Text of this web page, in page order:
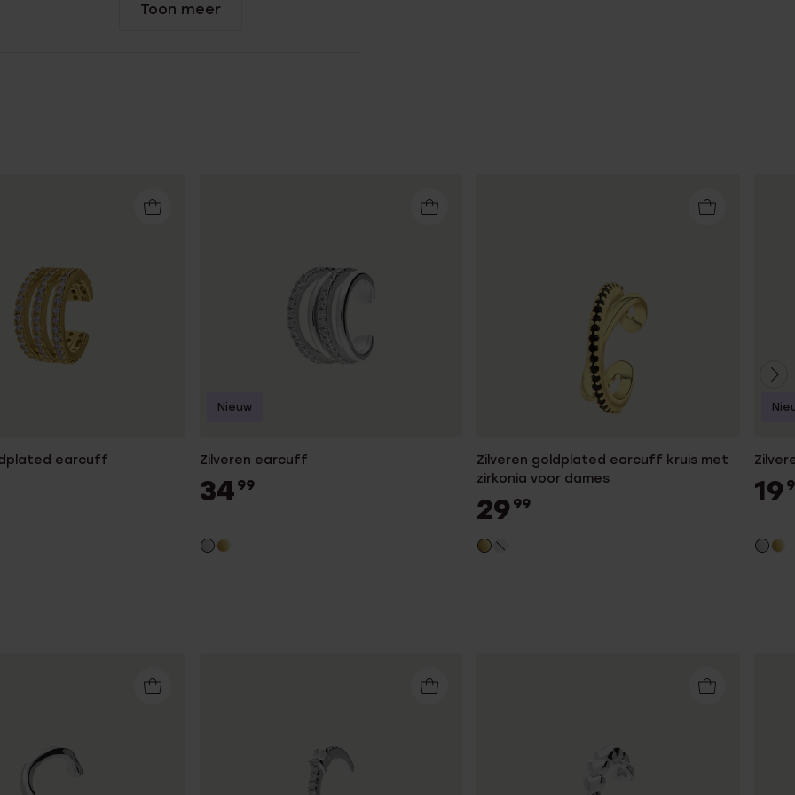
Toon meer
earcuff Zilveren earcuff
34 99
Nieuw
Zilveren goldplated earcuff kruis met
zirkonia voor dames
29 99 19